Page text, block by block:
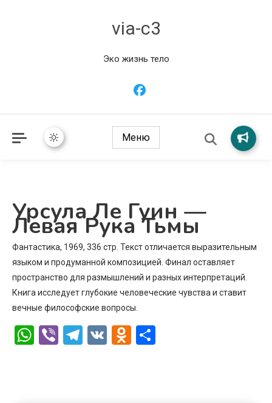
via-c3
Эко жизнь тело
Меню
Урсула Ле Гуин —
Левая Рука Тьмы
Фантастика, 1969, 336 стр. Текст отличается выразительным
языком и продуманной композицией. Финал оставляет
пространство для размышлений и разных интерпретаций.
Книга исследует глубокие человеческие чувства и ставит
вечные философские вопросы.
WhatsApp
ViberTelegram
VK Odnoklassniki